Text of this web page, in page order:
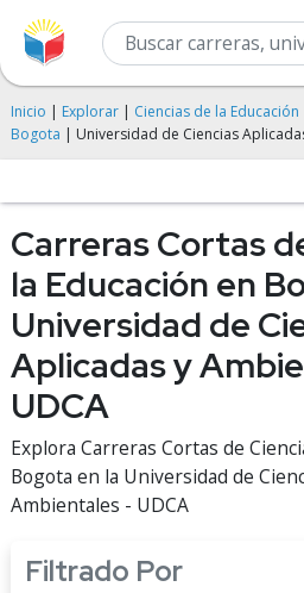
Inicio | Explorar | Ciencias de la Educación
Bogota | Universidad de Ciencias
Carreras Cortas
la Educación en
Universidad de
Aplicadas y
UDCA
Explora Carreras Cortas de
Bogota en la Universidad de
Ambientales - UDCA
Filtrado Por